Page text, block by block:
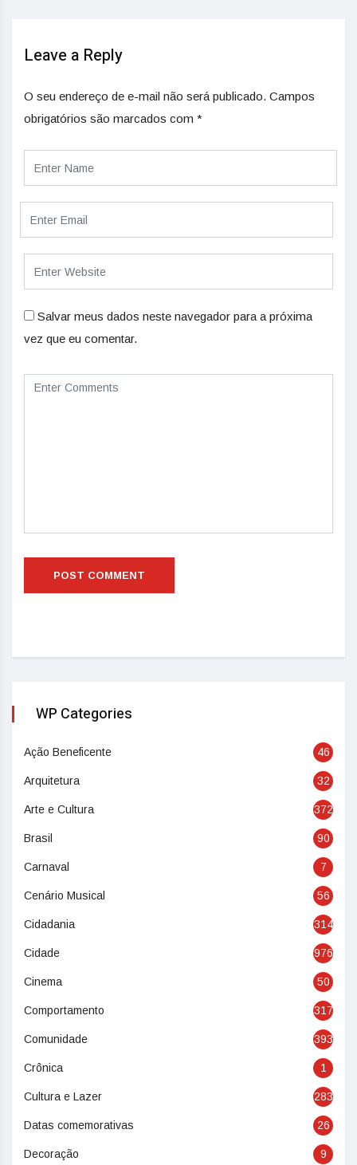
Leave a Reply
O seu endereço de e-mail não será publicado. Campos
obrigatórios são marcados com *
Salvar meus dados neste navegador para a próxima
vez que eu comentar.
WP Categories
Ação Beneficente 46
Arquitetura 32
Arte e Cultura 372
Brasil 90
Carnaval 7
Cenário Musical 56
Cidadania 314
Cidade 976
Cinema 50
Comportamento 317
Comunidade 393
Crônica 1
Cultura e Lazer 283
Datas comemorativas 26
Decoração 9